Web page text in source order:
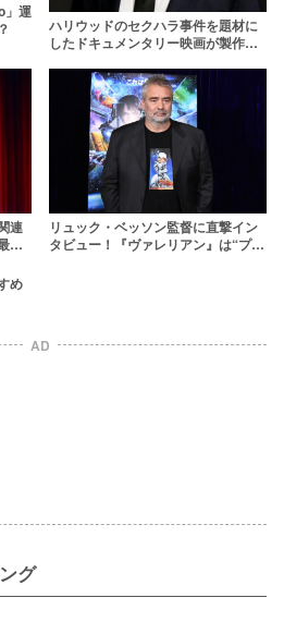
」運
ハリウッドのセクハラ事件を題材に
したドキュメンタリー映画が製作
連
新
リュック・ベッソン監督に直撃イン
タビュー！『ヴァレリアン』は“プロ
め
AD
グ